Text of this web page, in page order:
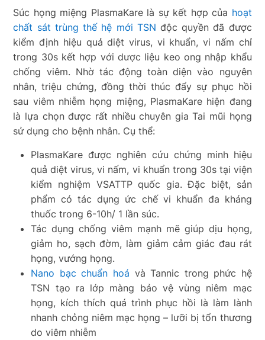
Súc họng miệng PlasmaKare là sự kết hợp của hoạt
chất sát trùng thế hệ mới TSN độc quyền đã được
kiểm định hiệu quả diệt virus, vi khuẩn, vi nấm chỉ
trong 30s kết hợp với dược liệu keo ong nhập khẩu
chống viêm. Nhờ tác động toàn diện vào nguyên
nhân, triệu chứng, đồng thời thúc đẩy sự phục hồi
sau viêm nhiễm họng miệng, PlasmaKare hiện đang
là lựa chọn được rất nhiều chuyên gia Tai mũi họng
sử dụng cho bệnh nhân. Cụ thể:
PlasmaKare được nghiên cứu chứng minh hiệu
quả diệt virus, vi nấm, vi khuẩn trong 30s tại viện
kiểm nghiệm VSATTP quốc gia. Đặc biệt, sản
phẩm có tác dụng ức chế vi khuẩn đa kháng
thuốc trong 6-10h/ 1 lần súc.
Tác dụng chống viêm mạnh mẽ giúp dịu họng,
giảm ho, sạch đờm, làm giảm cảm giác đau rát
họng, vướng họng.
Nano bạc chuẩn hoá và Tannic trong phức hệ
TSN tạo ra lớp màng bảo vệ vùng niêm mạc
họng, kích thích quá trình phục hồi là làm lành
nhanh chỏng niêm mạc họng – lưỡi bị tổn thương
do viêm nhiễm